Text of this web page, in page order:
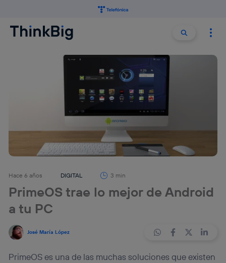
Buscar
Hace 6 años DIGITAL 3 min
PrimeOS trae lo mejor de Android
a tu PC
José María López
PrimeOS es una de las muchas soluciones que existen